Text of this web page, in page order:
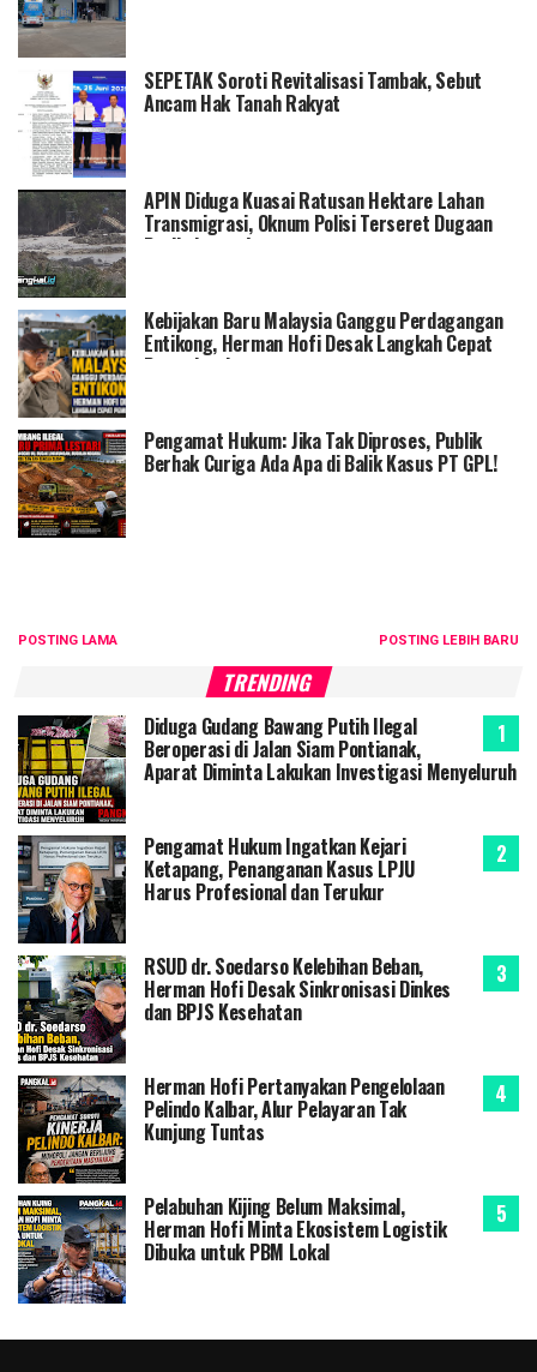
SEPETAK Soroti Revitalisasi Tambak, Sebut
Ancam Hak Tanah Rakyat
APIN Diduga Kuasai Ratusan Hektare Lahan
Transmigrasi, Oknum Polisi Terseret Dugaan
Perlindungan!
Kebijakan Baru Malaysia Ganggu Perdagangan
Entikong, Herman Hofi Desak Langkah Cepat
Pemerintah
Pengamat Hukum: Jika Tak Diproses, Publik
Berhak Curiga Ada Apa di Balik Kasus PT GPL!
POSTING LEBIH BARU
POSTING LAMA
TRENDING
Diduga Gudang Bawang Putih Ilegal
Beroperasi di Jalan Siam Pontianak,
Aparat Diminta Lakukan Investigasi Menyeluruh
Pengamat Hukum Ingatkan Kejari
Ketapang, Penanganan Kasus LPJU
Harus Profesional dan Terukur
RSUD dr. Soedarso Kelebihan Beban,
Herman Hofi Desak Sinkronisasi Dinkes
dan BPJS Kesehatan
Herman Hofi Pertanyakan Pengelolaan
Pelindo Kalbar, Alur Pelayaran Tak
Kunjung Tuntas
Pelabuhan Kijing Belum Maksimal,
Herman Hofi Minta Ekosistem Logistik
Dibuka untuk PBM Lokal